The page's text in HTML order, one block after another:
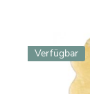
Verfügbar